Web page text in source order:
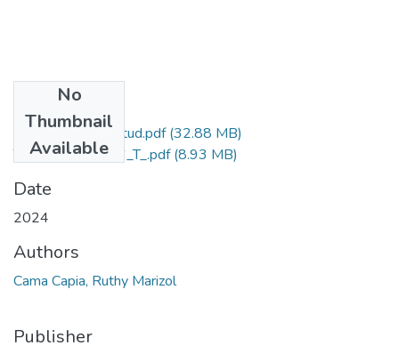
No
Thumbnail
Available
Grado de Similitud.pdf(32.88 MB)
T036_70185916_T_.pdf(8.93 MB)
Date
2024
Authors
Cama Capia, Ruthy Marizol
Publisher